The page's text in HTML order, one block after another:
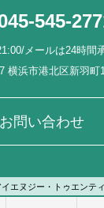
545-
メールは24時間
横浜市港北区新羽町
お問い合わせ
エヌジー・トゥエンテ